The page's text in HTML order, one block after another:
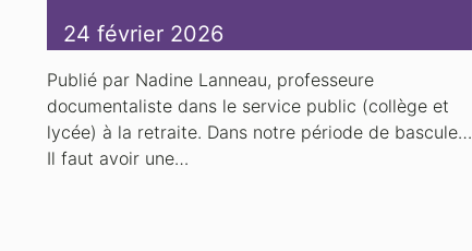
24 février 2026
Publié par Nadine Lanneau, professeure
documentaliste dans le service public (collège et
lycée) à la retraite. Dans notre période de bascule…
Il faut avoir une…